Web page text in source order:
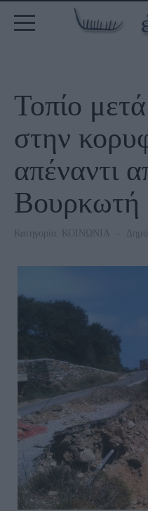
Τοπίο
στην
απέναντι
Βουρκωτή
Κατηγορία: ΚΟΙΝΩΝΙΑ